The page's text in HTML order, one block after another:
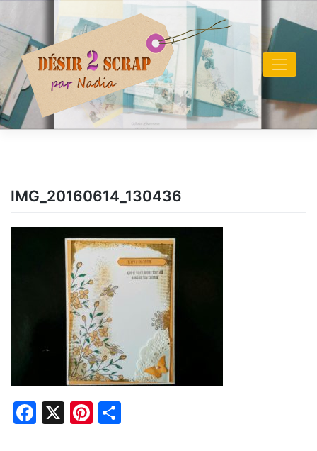
content
IMG_20160614_130436
Facebook
X Pinterest